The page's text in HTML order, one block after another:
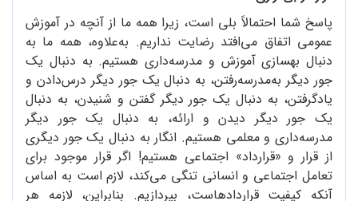
پاسخ شما احتمالاً بلی است، زیرا همه ما از آنچه در آموزش
عمومی اتفاق می‌افتد رضایت نداریم. به‌علاوه، همه ما به
دنبال بهسازی آموزش و مدرسه‌داری هستیم. به دنبال یک
جور دیگر به‌مدرسه‌رفتن، به دنبال یک جور دیگر درس‌دادن و
یادگرفتن، به دنبال یک جور دیگر گفتن و شنیدن، به دنبال
یک جور دیگر دیدن و ارائه، به دنبال یک جور دیگر
مدرسه‌داری و معلمی هستیم. انگار به دنبال یک جور دیگری
از قرار و «قرارداد» اجتماعی هستیم! اگر قرار موجود برای
تعامل اجتماعی و انسانی تنگی می‌کند، لازم است به اساس
آنکه کیفیت قراردادهاست، بپردازیم. بنابراین، لازمه هر